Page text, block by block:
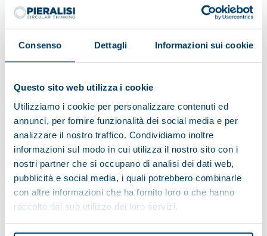
Consenso Dettagli Informazioni sui cookie
Questo sito web utilizza i cookie
Utilizziamo i cookie per personalizzare contenuti ed
annunci, per fornire funzionalità dei social media e per
analizzare il nostro traffico. Condividiamo inoltre
informazioni sul modo in cui utilizza il nostro sito con i
nostri partner che si occupano di analisi dei dati web,
pubblicità e social media, i quali potrebbero combinarle
con altre informazioni che ha fornito loro o che hanno
raccolto dal suo utilizzo dei loro servizi.
To receive marketing activities
I consent I do not consent
To profiling activities